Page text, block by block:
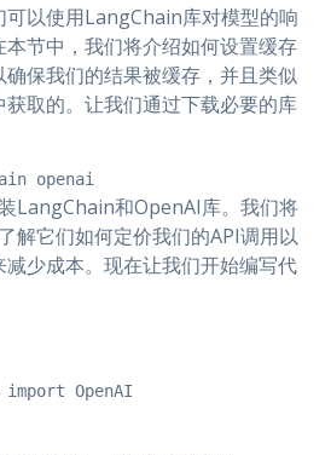
可以使用LangChain库对模型的响
节中，我们将介绍如何设置缓存
保我们的结果被缓存，并且类似
取的。让我们通过下载必要的库
openai
LangChain和OpenAI库。我们将
解它们如何定价我们的API调用以
少成本。现在让我们开始编写代
OpenAI